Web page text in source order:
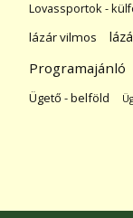
Lovassportok -
lázár vilmos
Programajánló
Ügető - belföld